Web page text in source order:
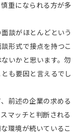
重になられる方が多
談がほとんどという
形式で接点を持つこ
いかと思います。勿
も要因と言えるでし
前述の企業の求める
マッチと判断される
環境が続いているこ